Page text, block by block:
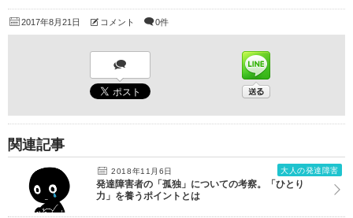
2017年8月21日 コメント 0件
関連記事
2018年11月6日 大人の発達障害
発達障害者の「孤独」についての考察。「ひとり
力」を養うポイントとは